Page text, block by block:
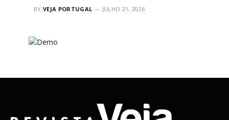
BY VEJA PORTUGAL JULHO 21, 2026